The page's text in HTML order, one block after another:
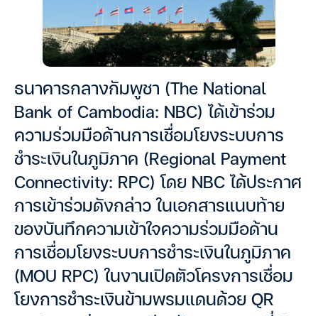
ธนาคารกลางกัมพูชา (The National
Bank of Cambodia: NBC) ได้เข้าร่วม
ความร่วมมือด้านการเชื่อมโยงระบบการ
ชำระเงินในภูมิภาค (Regional Payment
Connectivity: RPC) โดย NBC ได้ประกาศ
การเข้าร่วมดังกล่าว ในเอกสารแนบท้าย
ของบันทึกความเข้าใจความร่วมมือด้าน
การเชื่อมโยงระบบการชำระเงินในภูมิภาค
(MOU RPC) ในงานเปิดตัวโครงการเชื่อม
โยงการชำระเงินข้ามพรมแดนด้วย QR